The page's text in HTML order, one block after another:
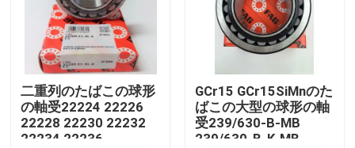
プロダクト
私達について
工場旅行
二重列のたばこの球形
の軸受22224 22226
22228 22230 22232
22234 22236
GCr15 GCr15SiMnのた
ばこの大型の球形の軸
受239/630-B-MB
239/630-B-K-MB